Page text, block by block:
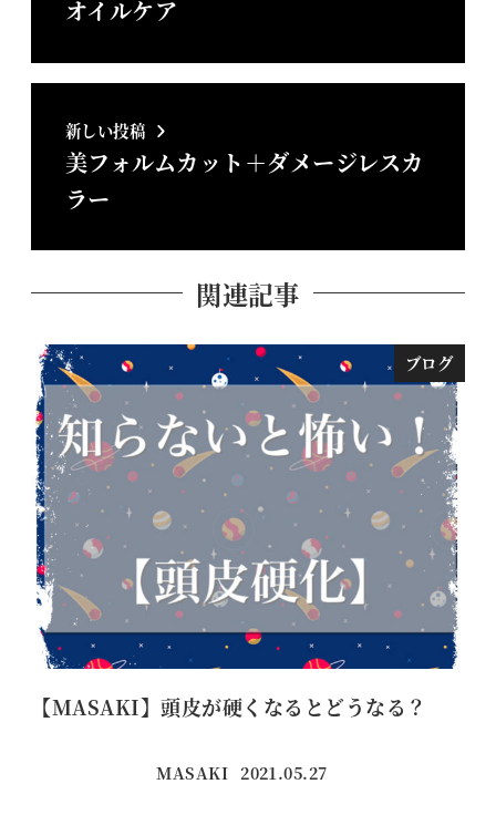
オイルケア
新しい投稿
美フォルムカット＋ダメージレスカ
ラー
関連記事
ブログ
【MASAKI】頭皮が硬くなるとどうなる？
MASAKI 投稿日
2021.05.27